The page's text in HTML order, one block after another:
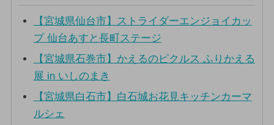
【宮城県仙台市】ストライダーエンジョイカッ
プ 仙台あすと長町ステージ
【宮城県石巻市】かえるのピクルス ふりかえる
展 in いしのまき
【宮城県白石市】白石城お花見キッチンカーマ
ルシェ